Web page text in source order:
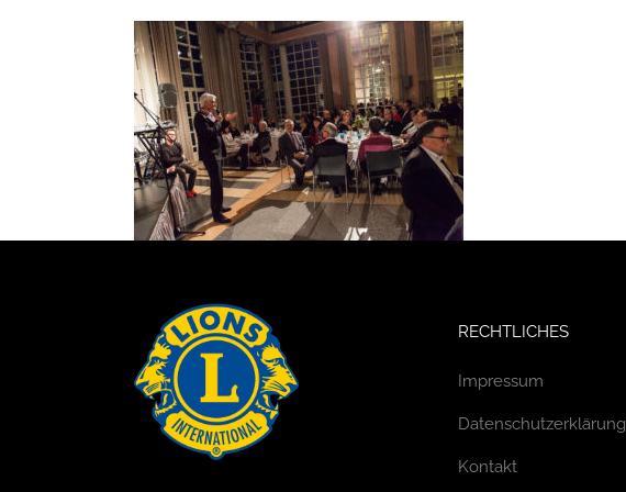
RECHTLICHES
Impressum
Datenschutzerklärung
Kontakt